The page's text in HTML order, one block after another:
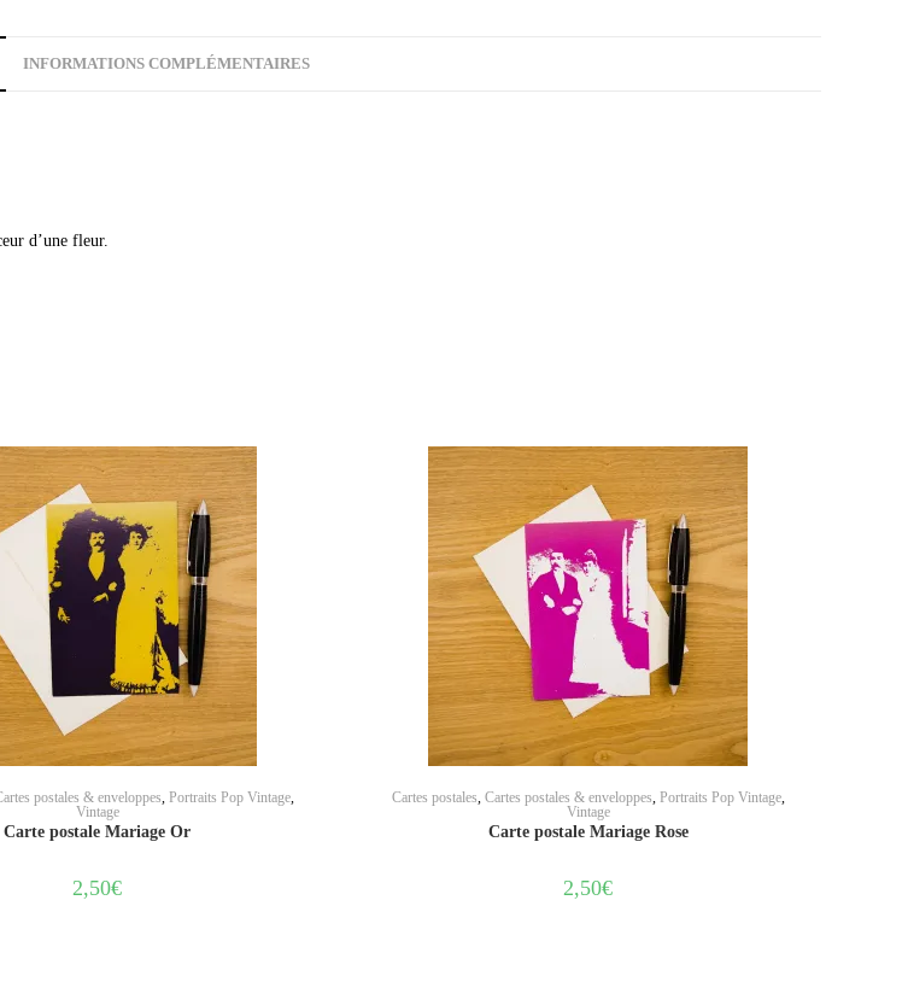
INFORMATIONS COMPLÉMENTAIRES
d’une fleur.
AJOUTER AU PANIER
postales & enveloppes, Portraits Pop Vintage,
Vintage
Carte postale Mariage Or
2,50€
AJOUTER AU PANIER
Cartes postales, Cartes postales & enveloppes, Portraits Pop Vintage,
Vintage
Carte postale Mariage Rose
2,50€